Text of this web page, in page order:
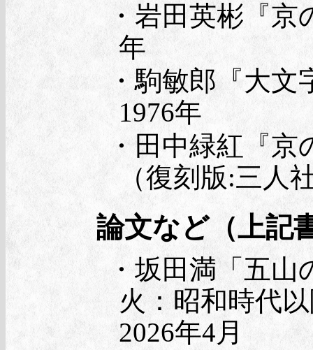
・岩田英彬『
年
・駒敏郎『大
1976年
・田中緑紅『京
（復刻版:三人
論文など（上記
・坂田満「五
火：昭和時代
2026年4月